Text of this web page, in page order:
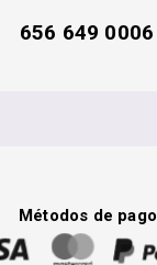
656 649 0006
Métodos de pago